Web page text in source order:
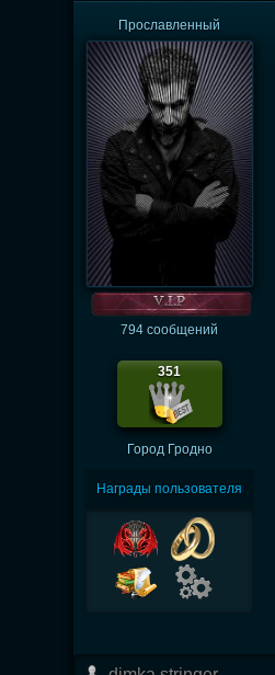
Прославленный
794 сообщений
351
Город Гродно
Награды пользователя